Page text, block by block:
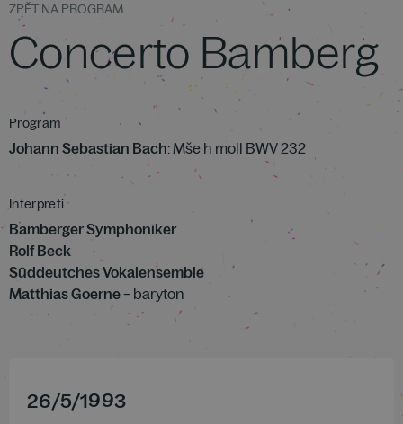
ZPĚT NA PROGRAM
Concerto Bamberg
Program
Johann Sebastian Bach: Mše h moll BWV 232
Interpreti
Bamberger Symphoniker
Rolf Beck
Süddeutches Vokalensemble
Matthias Goerne– baryton
26/5/1993